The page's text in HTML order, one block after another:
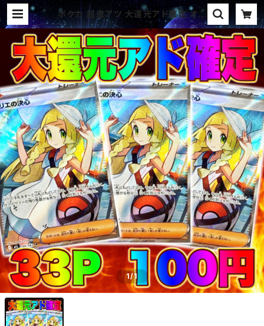
ポケカ 超激アツ 大還元アド確定 オリ
パ | オリパ ブラザーズ オリパ専門
店 (ポケカ、ワンピース、遊戯王、ヴァ
イス、ドラゴンボール)
1/1